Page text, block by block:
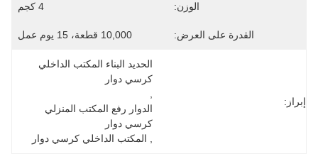
الوزن: 4 كجم
القدرة على العرض: 10,000 قطعة، 15 يوم عمل
إبراز:
كرسي دوار
كرسي دوار
المكتب الداخلي كرسي دوار